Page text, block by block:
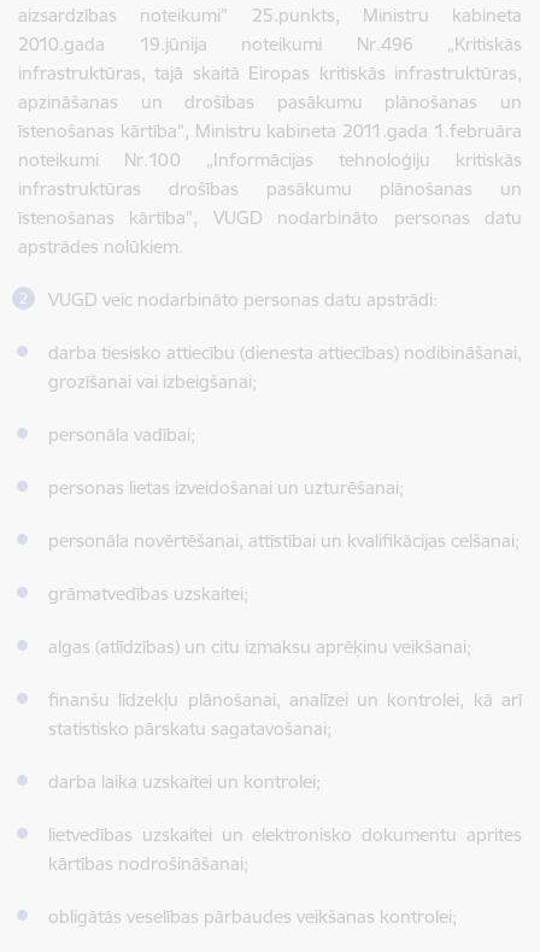
aizsardzības noteikumi” 25.punkts, Ministru kabineta
2010.gada 19.jūnija noteikumi Nr.496 „Kritiskās
infrastruktūras, tajā skaitā Eiropas kritiskās infrastruktūras,
apzināšanas un drošības pasākumu plānošanas un
īstenošanas kārtība”, Ministru kabineta 2011.gada 1.februāra
noteikumi Nr.100 „Informācijas tehnoloģiju kritiskās
infrastruktūras drošības pasākumu plānošanas un
īstenošanas kārtība”, VUGD nodarbināto personas datu
apstrādes nolūkiem.
VUGD veic nodarbināto personas datu apstrādi:
darba tiesisko attiecību (dienesta attiecības) nodibināšanai,
grozīšanai vai izbeigšanai;
personāla vadībai;
personas lietas izveidošanai un uzturēšanai;
personāla novērtēšanai, attīstībai un kvalifikācijas celšanai;
grāmatvedības uzskaitei;
algas (atlīdzības) un citu izmaksu aprēķinu veikšanai;
finanšu līdzekļu plānošanai, analīzei un kontrolei, kā arī
statistisko pārskatu sagatavošanai;
darba laika uzskaitei un kontrolei;
lietvedības uzskaitei un elektronisko dokumentu aprites
kārtības nodrošināšanai;
obligātās veselības pārbaudes veikšanas kontrolei;